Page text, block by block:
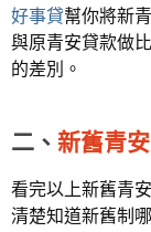
好事貸幫你將新
與原青安貸款做
的差別。
二、 新舊青
看完以上新舊青
清楚知道新舊制